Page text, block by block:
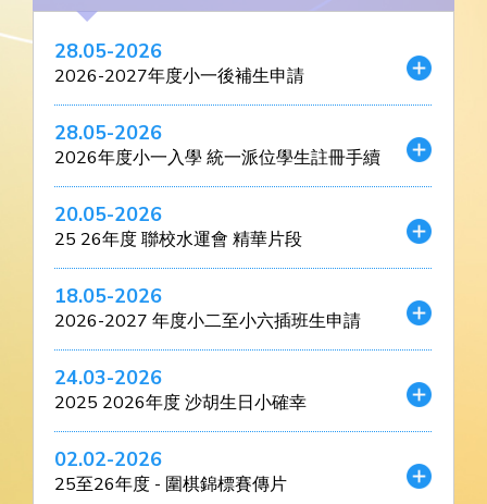
28.05-2026
2026-2027年度小一後補生申請
28.05-2026
2026年度小一入學 統一派位學生註冊手續
20.05-2026
25 26年度 聯校水運會 精華片段
18.05-2026
2026-2027 年度小二至小六插班生申請
24.03-2026
2025 2026年度 沙胡生日小確幸
02.02-2026
25至26年度 - 圍棋錦標賽傳片